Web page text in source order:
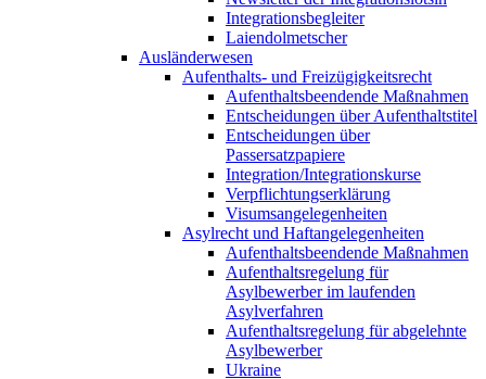
Integrationsbegleiter
Laiendolmetscher
Ausländerwesen
Aufenthalts- und Freizügigkeitsrecht
Aufenthaltsbeendende Maßnahmen
Entscheidungen über Aufenthaltstitel
Entscheidungen über
Passersatzpapiere
Integration/Integrationskurse
Verpflichtungserklärung
Visumsangelegenheiten
Asylrecht und Haftangelegenheiten
Aufenthaltsbeendende Maßnahmen
Aufenthaltsregelung für
Asylbewerber im laufenden
Asylverfahren
Aufenthaltsregelung für abgelehnte
Asylbewerber
Ukraine